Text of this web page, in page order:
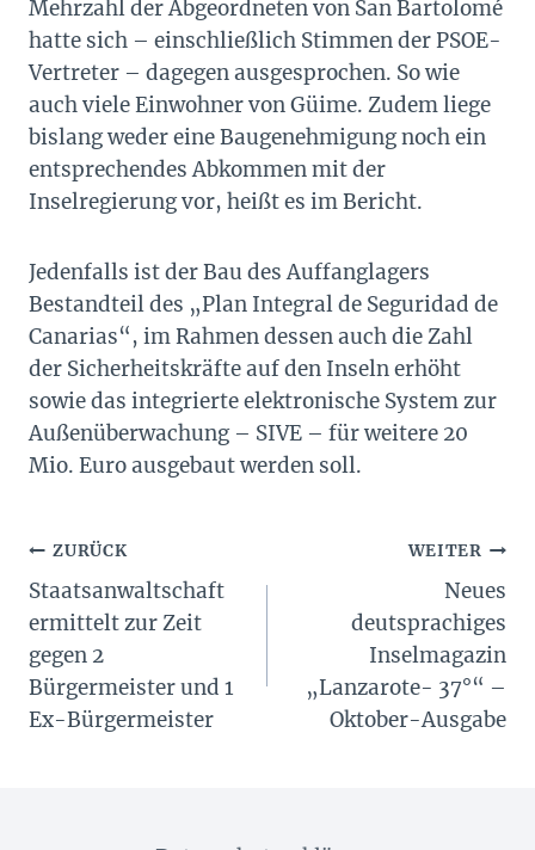
Mehrzahl der Abgeordneten von San Bartolomé
hatte sich – einschließlich Stimmen der PSOE-
Vertreter – dagegen ausgesprochen. So wie
auch viele Einwohner von Güime. Zudem liege
bislang weder eine Baugenehmigung noch ein
entsprechendes Abkommen mit der
Inselregierung vor, heißt es im Bericht.
Jedenfalls ist der Bau des Auffanglagers
Bestandteil des „Plan Integral de Seguridad de
Canarias“, im Rahmen dessen auch die Zahl
der Sicherheitskräfte auf den Inseln erhöht
sowie das integrierte elektronische System zur
Außenüberwachung – SIVE – für weitere 20
Mio. Euro ausgebaut werden soll.
Beitragsnavigation
ZURÜCK
Staatsanwaltschaft
ermittelt zur Zeit
gegen 2
Bürgermeister und 1
Ex-Bürgermeister
WEITER
Neues
deutsprachiges
Inselmagazin
„Lanzarote- 37°“ –
Oktober-Ausgabe